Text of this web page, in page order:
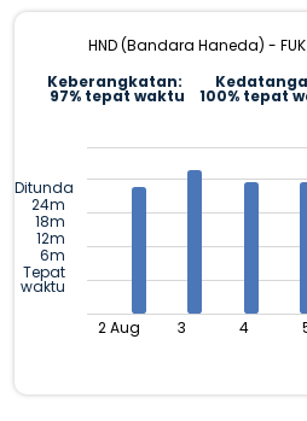
HND (Bandara Haneda) -
Keberangkatan:
97% tepat waktu 100% tepat
Ditunda
24m
18m
12m
6m
Tepat
waktu
2 Aug 3 4